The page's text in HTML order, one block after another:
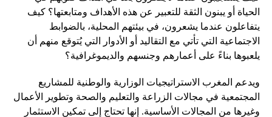
الحياة أو يبنون الثقة للتعبير عن هذه الأهداف ومتابعتها؟ كيف
يتفاعلون عندما يشعرون، في بيئتهم المحلية، بالضوابط
الاجتماعية التي تأتي مع التقاليد أو الأدوار التي يُتوقع منهم أن
يلعبوها بناءً على أعمارهم وجنسهم والديموغرافية؟
ويدعم المغرب الاستراتيجيات الوزارية والوطنية للمشاريع
المجتمعية في مجالات الزراعة والتعليم والصحة وتطوير الأعمال
وغيرها من المجالات الأساسية. إنها تحتاج إلى تمكين الاستثمار